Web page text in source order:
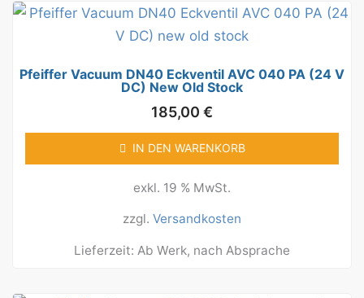
Pfeiffer Vacuum DN40 Eckventil AVC 040 PA (24 V
DC) New Old Stock
185,00 €
IN DEN WARENKORB
exkl. 19 % MwSt.
zzgl. Versandkosten
Lieferzeit: Ab Werk, nach Absprache